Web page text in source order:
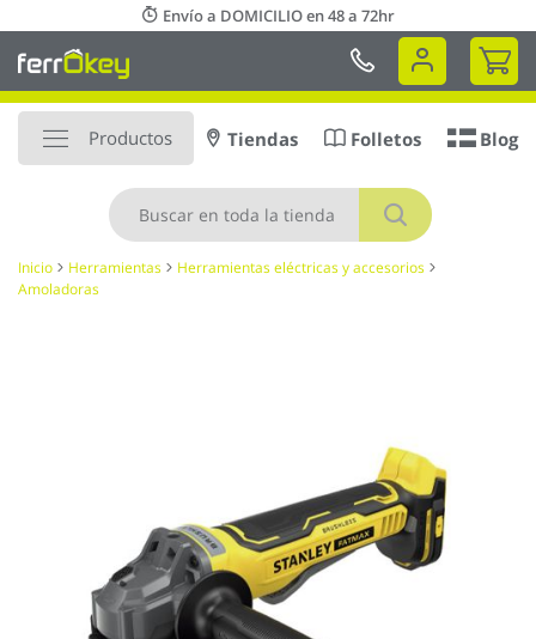
al
contenido
Envío a DOMICILIO en 48 a 72hr
Mi
Productos
Buscar
Tiendas Folletos Blog
Inicio Herramientas
Herramientas eléctricas y accesorios
Amoladoras